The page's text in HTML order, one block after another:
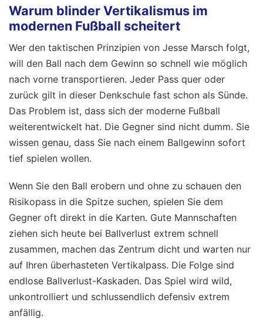
Warum blinder Vertikalismus im
modernen Fußball scheitert
Wer den taktischen Prinzipien von Jesse Marsch folgt,
will den Ball nach dem Gewinn so schnell wie möglich
nach vorne transportieren. Jeder Pass quer oder
zurück gilt in dieser Denkschule fast schon als Sünde.
Das Problem ist, dass sich der moderne Fußball
weiterentwickelt hat. Die Gegner sind nicht dumm. Sie
wissen genau, dass Sie nach einem Ballgewinn sofort
tief spielen wollen.
Wenn Sie den Ball erobern und ohne zu schauen den
Risikopass in die Spitze suchen, spielen Sie dem
Gegner oft direkt in die Karten. Gute Mannschaften
ziehen sich heute bei Ballverlust extrem schnell
zusammen, machen das Zentrum dicht und warten nur
auf Ihren überhasteten Vertikalpass. Die Folge sind
endlose Ballverlust-Kaskaden. Das Spiel wird wild,
unkontrolliert und schlussendlich defensiv extrem
anfällig.